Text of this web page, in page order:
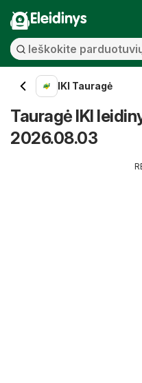
Eleidinys
IKI Tauragė
Tauragė IKI
2026.08.03